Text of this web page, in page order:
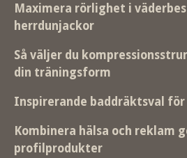
Maximera rörlighet i
herrdunjackor
Så väljer du
din träningsform
Inspirerande baddräktsval
Kombinera hälsa och reklam
profilprodukter